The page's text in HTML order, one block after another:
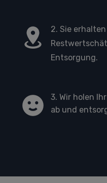
2. Sie
Entsorgung.
3. Wir holen
ab und